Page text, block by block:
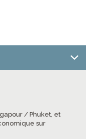
/ Phuket, et
sur